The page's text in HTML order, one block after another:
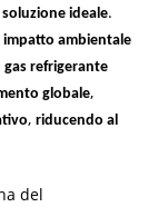
ideale.
ambientale
gas refrigerante
globale,
, riducendo al
del